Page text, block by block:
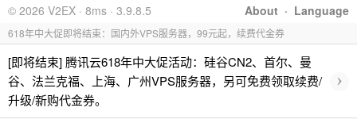
About · Language
© 2026 V2EX · 8ms · 3.9.8.5
618年中大促即将结束：国内外VPS服务器，99元起，续费代金券
[即将结束] 腾讯云618年中大促活动：硅谷CN2、首尔、曼
谷、法兰克福、上海、广州VPS服务器，另可免费领取续费/
升级/新购代金券。
›